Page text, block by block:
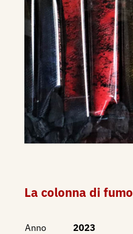
La colonna di fumo
Anno 2023